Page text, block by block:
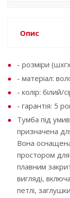
Опис
- розміри
- матеріал:
- колір: білий/
- гарантія: 5
Тумба під
призначена
Вона
простором
плавним
вигляді,
петлі,